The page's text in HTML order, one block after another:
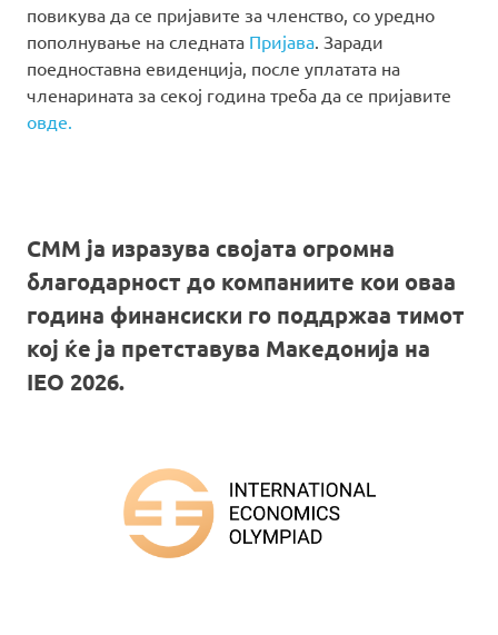
повикува да се пријавите за членство, со уредно
пополнување на следната Пријава . Заради
поедноставна евиденција, после уплатата на
членарината за секој година треба да се пријавите
овде.
СММ ја изразува својата огромна
благодарност до компаниите кои оваа
година финансиски го поддржаа тимот
кој ќе ја претставува Македонија на
IEO 2026.